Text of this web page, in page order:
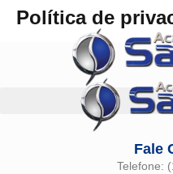
Política de
Fale
Telefone: